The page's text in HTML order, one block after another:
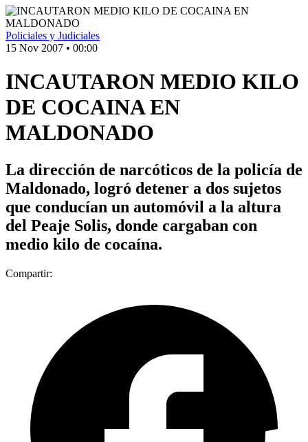
Policiales y Judiciales
15 Nov 2007 • 00:00
INCAUTARON MEDIO KILO
DE COCAINA EN
MALDONADO
La dirección de narcóticos de la policía de
Maldonado, logró detener a dos sujetos
que conducían un automóvil a la altura
del Peaje Solis, donde cargaban con
medio kilo de cocaína.
Compartir: